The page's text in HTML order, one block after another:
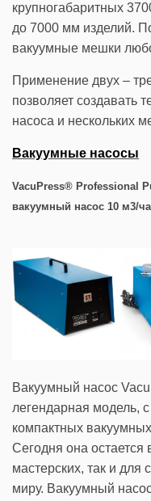
крупногабаритных
до 7000 мм изделий.
вакуумные мешки
Применение двух –
позволяет создавать
насоса и нескольких
Вакуумные насосы
VacuPress® Professional
вакуумный насос 10 м3/
Вакуумный насос
легендарная модель,
компактных
Сегодня она
мастерских, так и для
миру. Вакуумный